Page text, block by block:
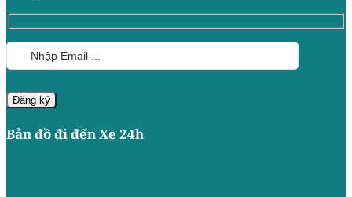
Bản đồ đi đến Xe 24h